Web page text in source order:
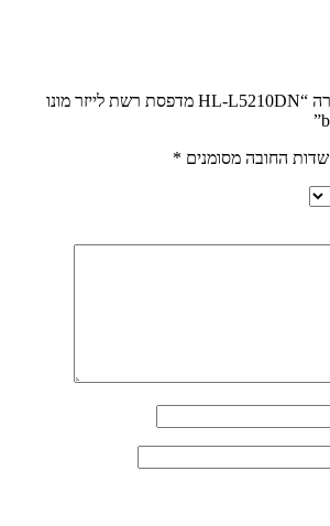
היה הראשון לכתוב סקירה “HL-L5210DN מדפסת רשת לייזר מונו
שדות החובה מסומנים *